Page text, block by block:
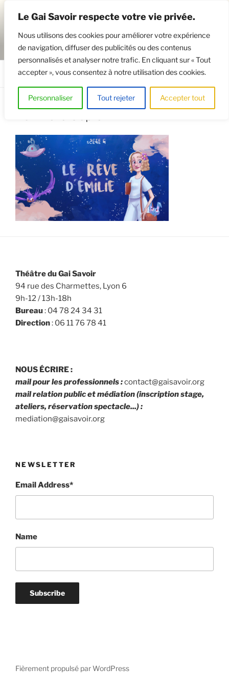
Le Gai Savoir respecte votre vie privée.
Nous utilisons des cookies pour améliorer votre expérience
de navigation, diffuser des publicités ou des contenus
personnalisés et analyser notre trafic. En cliquant sur « Tout
accepter », vous consentez à notre utilisation des cookies.
Personnaliser Tout rejeter Accepter tout
contenu
principal
GAISAVOIR
Osez le théâtre !
Menu
Théâtre du Gai Savoir
94 rue des Charmettes, Lyon 6
9h-12 / 13h-18h
Bureau: 04 78 24 34 31
Direction: 06 11 76 78 41
NOUS ÉCRIRE :
mail pour les professionnels :contact@gaisavoir.org
mail relation public et médiation (inscription stage,
ateliers, réservation spectacle...) :
mediation@gaisavoir.org
NEWSLETTER
Email Address*
Name
Fièrement propulsé par WordPress